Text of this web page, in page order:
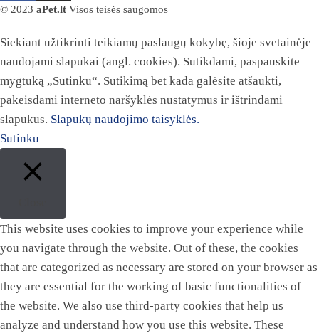
© 2023 aPet.lt Visos teisės saugomos
Siekiant užtikrinti teikiamų paslaugų kokybę, šioje svetainėje
naudojami slapukai (angl. cookies). Sutikdami, paspauskite
mygtuką „Sutinku“. Sutikimą bet kada galėsite atšaukti,
pakeisdami interneto naršyklės nustatymus ir ištrindami
slapukus. Slapukų naudojimo taisyklės.
Sutinku
This website uses cookies to improve your experience while
you navigate through the website. Out of these, the cookies
that are categorized as necessary are stored on your browser as
they are essential for the working of basic functionalities of
the website. We also use third-party cookies that help us
analyze and understand how you use this website. These